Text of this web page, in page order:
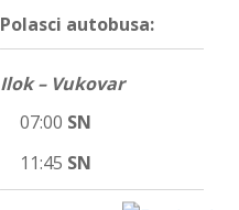
Polasci autobusa:
Ilok – Vukovar
07:00 SN
11:45 SN